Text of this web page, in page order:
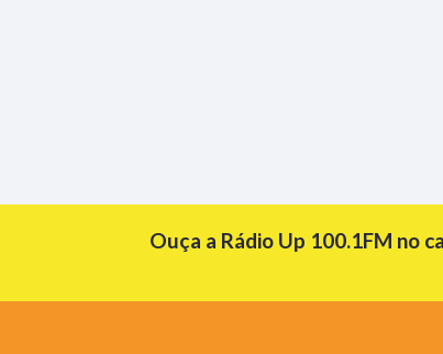
Ouça a Rádio Up 100.1FM no